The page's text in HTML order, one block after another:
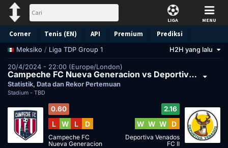
LIGA MENU
Corner Tenis (EN) API Premium Prediksi
Meksiko / Liga TDP Group 1 H2H yang lalu
20/4/2024 - 22:00 (Europe/London)
Campeche FC Nueva Generacion vs Deportiva Venados FC II
Statistik, Data dan Rekor Pertemuan
Stadium - TBD
0.60
L W L D
Campeche FC
Nueva Generacion
2.16
W W W D
Deportiva Venados
FC II